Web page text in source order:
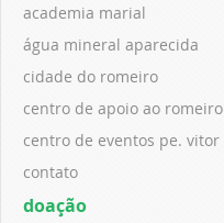
academia marial
água mineral aparecida
cidade do romeiro
centro de apoio ao romeiro
centro de eventos pe. vitor
contato
doação